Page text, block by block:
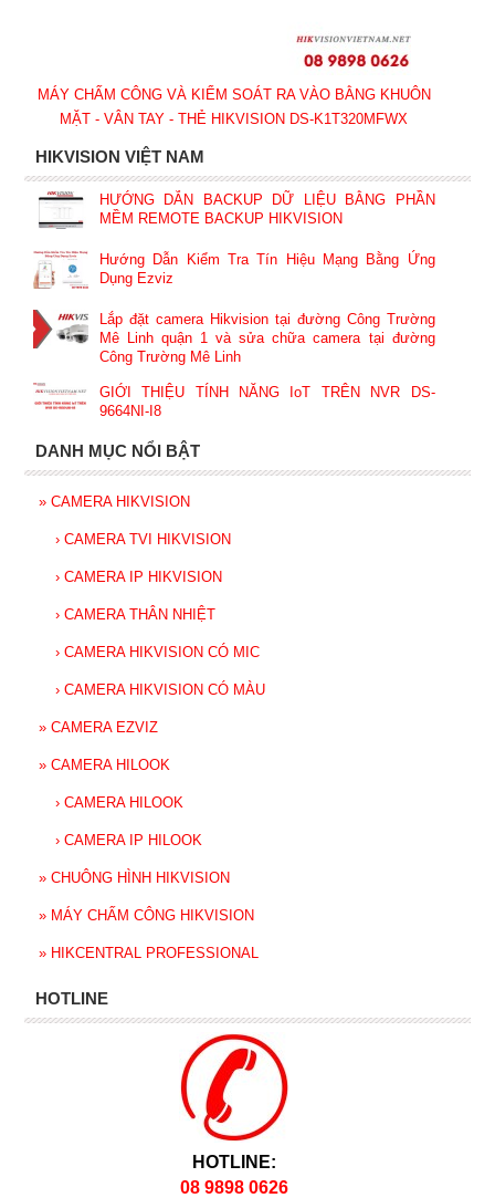
MÁY CHẤM CÔNG VÀ KIỂM SOÁT RA VÀO BẰNG KHUÔN
MẶT - VÂN TAY - THẺ HIKVISION DS-K1T320MFWX
HIKVISION VIỆT NAM
HƯỚNG DẪN BACKUP DỮ LIỆU BẰNG PHẦN
MỀM REMOTE BACKUP HIKVISION
Hướng Dẫn Kiểm Tra Tín Hiệu Mạng Bằng Ứng
Dụng Ezviz
Lắp đặt camera Hikvision tại đường Công Trường
Mê Linh quận 1 và sửa chữa camera tại đường
Công Trường Mê Linh
GIỚI THIỆU TÍNH NĂNG IoT TRÊN NVR DS-
9664NI-I8
DANH MỤC NỔI BẬT
» CAMERA HIKVISION
› CAMERA TVI HIKVISION
› CAMERA IP HIKVISION
› CAMERA THÂN NHIỆT
› CAMERA HIKVISION CÓ MIC
› CAMERA HIKVISION CÓ MÀU
» CAMERA EZVIZ
» CAMERA HILOOK
› CAMERA HILOOK
› CAMERA IP HILOOK
» CHUÔNG HÌNH HIKVISION
» MÁY CHẤM CÔNG HIKVISION
» HIKCENTRAL PROFESSIONAL
HOTLINE
HOTLINE:
08 9898 0626